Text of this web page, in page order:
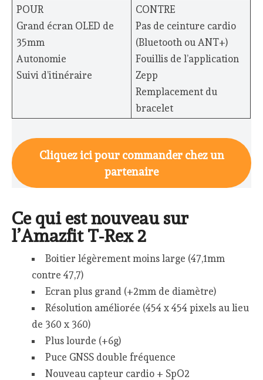
POUR
Grand écran OLED de
35mm
Autonomie
Suivi d’itinéraire
CONTRE
Pas de ceinture cardio
(Bluetooth ou ANT+)
Fouillis de l’application
Zepp
Remplacement du
bracelet
Cliquez ici pour commander chez un
partenaire
Ce qui est nouveau sur
l’Amazfit T-Rex 2
Boitier légèrement moins large (47,1mm
contre 47,7)
Ecran plus grand (+2mm de diamètre)
Résolution améliorée (454 x 454 pixels au lieu
de 360 x 360)
Plus lourde (+6g)
Puce GNSS double fréquence
Nouveau capteur cardio + SpO2